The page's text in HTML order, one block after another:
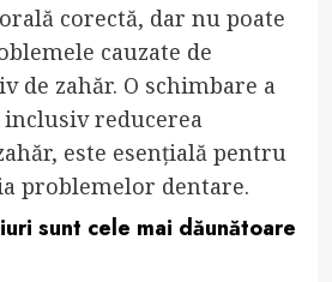
corectă, dar nu poate
cauzate de
de zahăr. O schimbare a
reducerea
este esențială pentru
problemelor dentare.
sunt cele mai dăunătoare